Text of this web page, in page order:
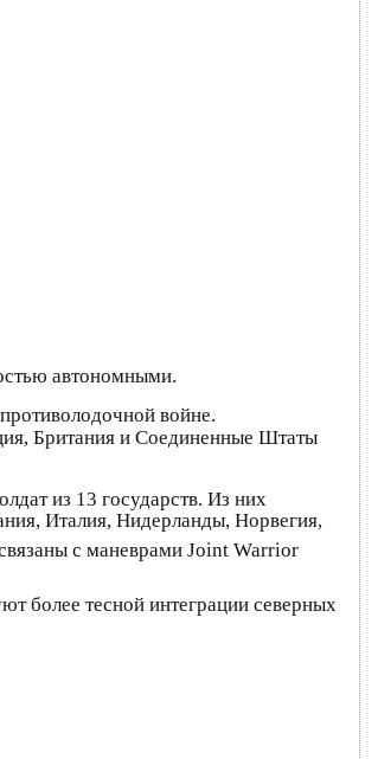
автономными.
войне.
Британия и Соединенные Штаты
из 13 государств. Из них
Италия, Нидерланды, Норвегия,
с маневрами Joint Warrior
более тесной интеграции северных